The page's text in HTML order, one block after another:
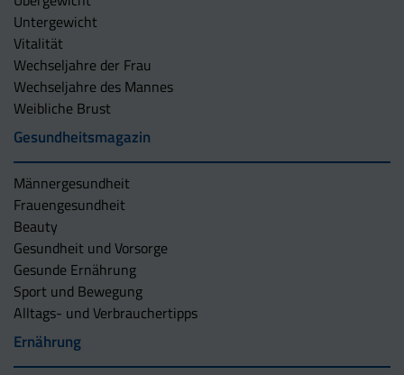
Untergewicht
Vitalität
Wechseljahre der Frau
Wechseljahre des Mannes
Weibliche Brust
Gesundheitsmagazin
Männergesundheit
Frauengesundheit
Beauty
Gesundheit und Vorsorge
Gesunde Ernährung
Sport und Bewegung
Alltags- und Verbrauchertipps
Ernährung